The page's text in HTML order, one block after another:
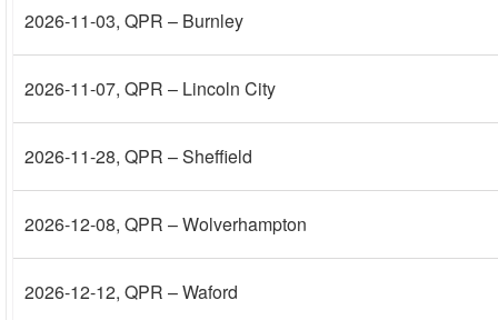
2026-11-03, QPR – Burnley
2026-11-07, QPR – Lincoln City
2026-11-28, QPR – Sheffield
2026-12-08, QPR – Wolverhampton
2026-12-12, QPR – Waford